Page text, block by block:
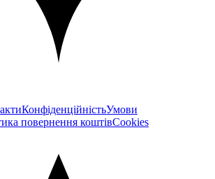
КонфіденційністьУмови
повернення коштівCookies